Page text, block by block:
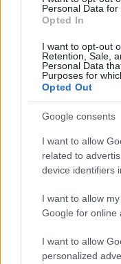
Personal Data for
Opted In
I want to opt-out
Retention, Sale,
Personal Data
Purposes for
Opted Out
Google consents
I want to allow
related to
device identifiers
I want to allow
Google for online
I want to allow
personalized